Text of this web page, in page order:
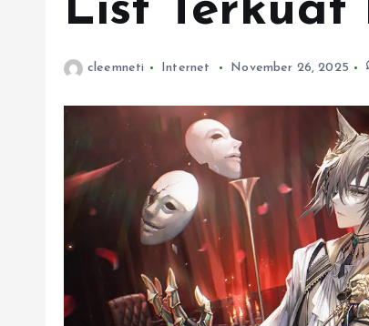
List Terkuat
cleemneti Internet November 26, 2025